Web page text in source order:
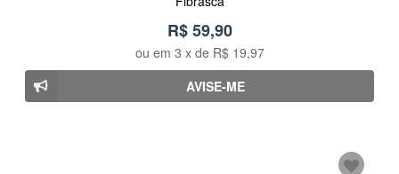
R$ 59,90
ou em 3 x de R$ 19,97
AVISE-ME